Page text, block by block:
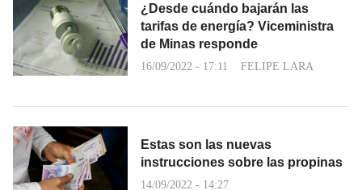
¿Desde cuándo bajarán las
tarifas de energía? Viceministra
de Minas responde
16/09/2022 - 17:11 FELIPE LARA
Estas son las nuevas
instrucciones sobre las propinas
14/09/2022 - 14:27